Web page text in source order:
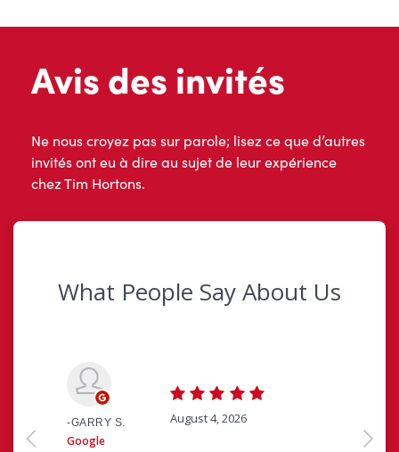
Avis des invités
Ne nous croyez pas sur parole; lisez ce que d’autres
invités ont eu à dire au sujet de leur expérience
chez Tim Hortons.